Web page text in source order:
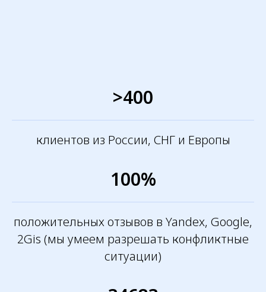
>400
клиентов из России, СНГ и Европы
100%
положительных отзывов в Yandex, Google,
2Gis (мы умеем разрешать конфликтные
ситуации)